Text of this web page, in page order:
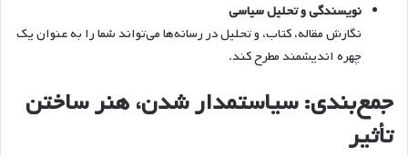
نویسندگی و تحلیل سیاسی
نگارش مقاله، کتاب، و تحلیل در رسانه‌ها می‌تواند شما را به عنوان یک
چهره اندیشمند مطرح کند.
جمع‌بندی: سیاستمدار شدن، هنر ساختن
تأثیر